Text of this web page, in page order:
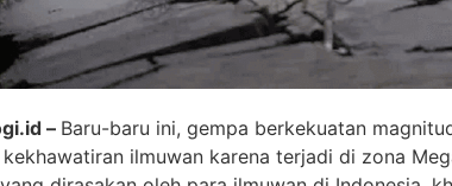
– Baru-baru ini, gempa berkekuatan
ilmuwan karena terjadi di zona